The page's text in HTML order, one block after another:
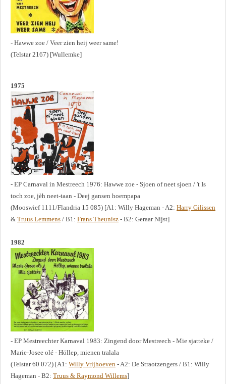
- Hawwe zoe / Veer zien heij weer same!
(Telstar 2167) [Wullemke]
1975
- EP Carnaval in Mestreech 1976: Hawwe zoe - Sjoen of neet sjoen / 't Is
toch zoe, jèh neet-taan - Deej gansen hoempapa
(Mooswief 1111/Flandria 15 085) [A1: Willy Hageman - A2: Harry Gilissen
& Truus Lemmens / B1: Frans Theunisz - B2: Geraar Nijst]
1982
- EP Mestreechter Karnaval 1983: Zingend door Mestreech - Mie sjatteke /
Marie-Josee olé - Höllep, mienen tralala
(Telstar 60 072) [A1: Willy Vrijhoeven - A2: De Straotzengers / B1: Willy
Hageman - B2: Truus & Raymond Willems]